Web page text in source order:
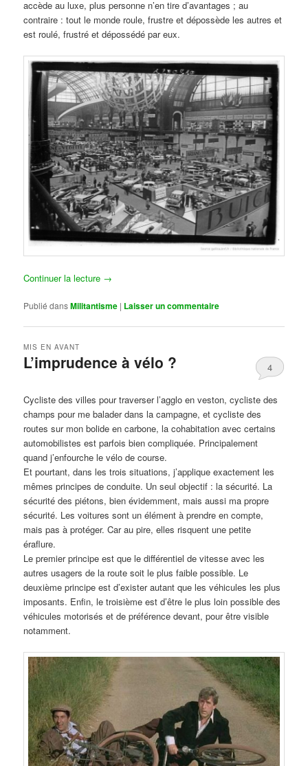
accède au luxe, plus personne n’en tire d’avantages ; au
contraire : tout le monde roule, frustre et dépossède les autres et
est roulé, frustré et dépossédé par eux.
Continuer la lecture →
Publié dansMilitantisme | Laisser un commentaire
L’imprudence à vélo ?
MIS EN AVANT
4
Cycliste des villes pour traverser l’agglo en veston, cycliste des
champs pour me balader dans la campagne, et cycliste des
routes sur mon bolide en carbone, la cohabitation avec certains
automobilistes est parfois bien compliquée. Principalement
quand j’enfourche le vélo de course.
Et pourtant, dans les trois situations, j’applique exactement les
mêmes principes de conduite. Un seul objectif : la sécurité. La
sécurité des piétons, bien évidemment, mais aussi ma propre
sécurité. Les voitures sont un élément à prendre en compte,
mais pas à protéger. Car au pire, elles risquent une petite
éraflure.
Le premier principe est que le différentiel de vitesse avec les
autres usagers de la route soit le plus faible possible. Le
deuxième principe est d’exister autant que les véhicules les plus
imposants. Enfin, le troisième est d’être le plus loin possible des
véhicules motorisés et de préférence devant, pour être visible
notamment.